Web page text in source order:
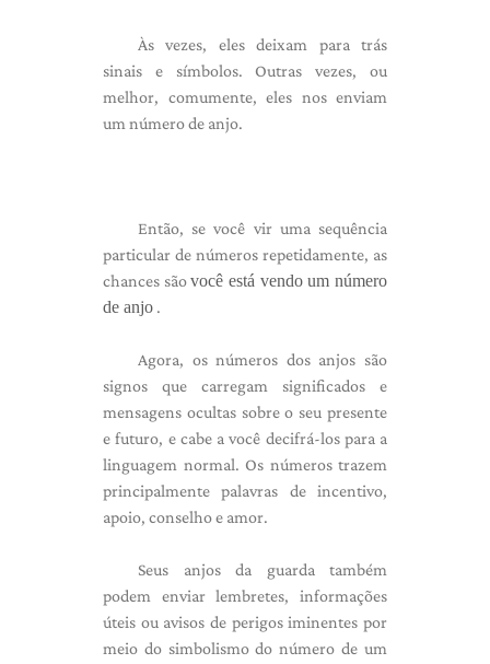
Às vezes, eles deixam para trás
sinais e símbolos. Outras vezes, ou
melhor, comumente, eles nos enviam
um número de anjo.
Então, se você vir uma sequência
particular de números repetidamente, as
chances sãovocê está vendo um número
de anjo .
Agora, os números dos anjos são
signos que carregam significados e
mensagens ocultas sobre o seu presente
e futuro, e cabe a você decifrá-los para a
linguagem normal. Os números trazem
principalmente palavras de incentivo,
apoio, conselho e amor.
Seus anjos da guarda também
podem enviar lembretes, informações
úteis ou avisos de perigos iminentes por
meio do simbolismo do número de um